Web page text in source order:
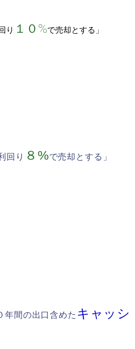
り １０%で売却とする」
回り ８%で売却とする」
年間の出口含めた キャッシ